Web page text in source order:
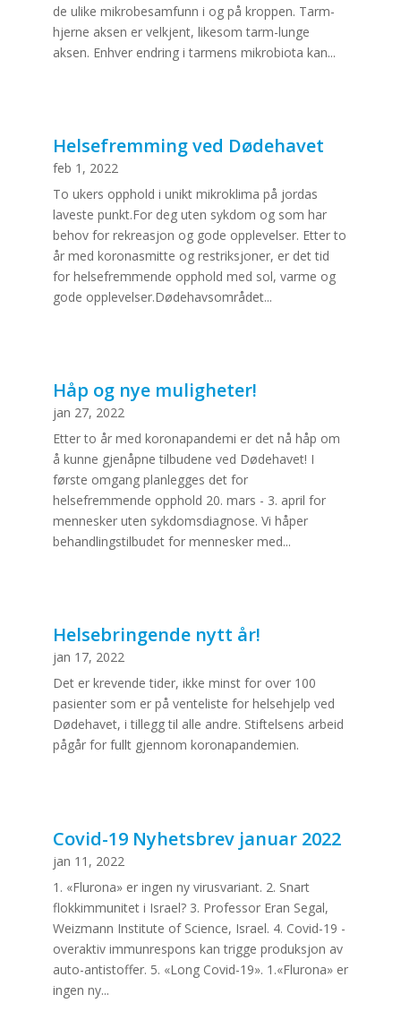
de ulike mikrobesamfunn i og på kroppen. Tarm-
hjerne aksen er velkjent, likesom tarm-lunge
aksen. Enhver endring i tarmens mikrobiota kan...
Helsefremming ved Dødehavet
feb 1, 2022
To ukers opphold i unikt mikroklima på jordas
laveste punkt.For deg uten sykdom og som har
behov for rekreasjon og gode opplevelser. Etter to
år med koronasmitte og restriksjoner, er det tid
for helsefremmende opphold med sol, varme og
gode opplevelser.Dødehavsområdet...
Håp og nye muligheter!
jan 27, 2022
Etter to år med koronapandemi er det nå håp om
å kunne gjenåpne tilbudene ved Dødehavet! I
første omgang planlegges det for
helsefremmende opphold 20. mars - 3. april for
mennesker uten sykdomsdiagnose. Vi håper
behandlingstilbudet for mennesker med...
Helsebringende nytt år!
jan 17, 2022
Det er krevende tider, ikke minst for over 100
pasienter som er på venteliste for helsehjelp ved
Dødehavet, i tillegg til alle andre. Stiftelsens arbeid
pågår for fullt gjennom koronapandemien.
Covid-19 Nyhetsbrev januar 2022
jan 11, 2022
1. «Flurona» er ingen ny virusvariant. 2. Snart
flokkimmunitet i Israel? 3. Professor Eran Segal,
Weizmann Institute of Science, Israel. 4. Covid-19 -
overaktiv immunrespons kan trigge produksjon av
auto-antistoffer. 5. «Long Covid-19». 1.«Flurona» er
ingen ny...